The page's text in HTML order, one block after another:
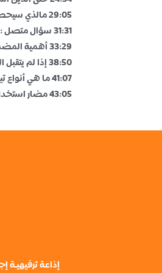
29:05 مالذي سيحصل إذا لم يتم إغلاق الفراغ بعد خلع السن؟
31:31 سؤال متصل : عن تبييض القوالب في عيادات الأسنان
33:29 أهمية المضمضة بعد تفريش الأسنان
38:50 إذا لم يتقبل الطفل معجون الأسنان هل ممكن أن يستخدم الغسول؟
41:07 ما هي أنواع تبييض الأسنان؟
43:05 مضار استخدام نكاشة الأسنان
إذاعة